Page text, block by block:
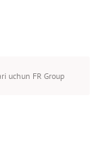
uchun FR Group